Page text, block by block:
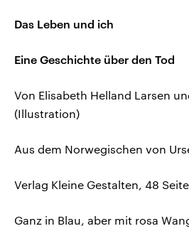
Das Leben und ich
Eine Geschichte über den Tod
Von Elisabeth Helland Larsen
(Illustration)
Aus dem Norwegischen von
Verlag Kleine Gestalten, 48
Ganz in Blau, aber mit rosa